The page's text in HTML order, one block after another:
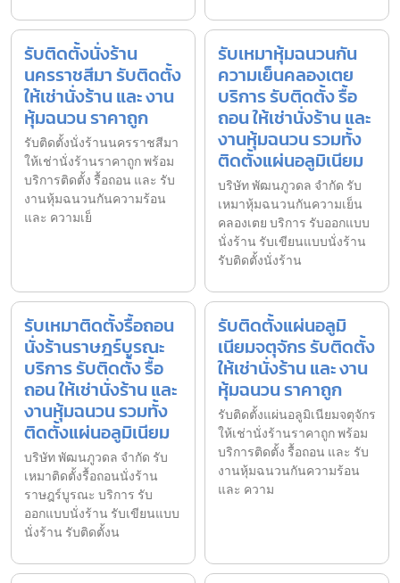
รับติดตั้งนั่งร้าน
นครราชสีมา รับติดตั้ง
ให้เช่านั่งร้าน และ งาน
หุ้มฉนวน ราคาถูก
รับติดตั้งนั่งร้านนครราชสีมา
ให้เช่านั่งร้านราคาถูก พร้อม
บริการติดตั้ง รื้อถอน และ รับ
งานหุ้มฉนวนกันความร้อน
และ ความเย็
รับเหมาหุ้มฉนวนกัน
ความเย็นคลองเตย
บริการ รับติดตั้ง รื้อ
ถอน ให้เช่านั่งร้าน และ
งานหุ้มฉนวน รวมทั้ง
ติดตั้งแผ่นอลูมิเนียม
บริษัท พัฒนภูวดล จำกัด รับ
เหมาหุ้มฉนวนกันความเย็น
คลองเตย บริการ รับออกแบบ
นั่งร้าน รับเขียนแบบนั่งร้าน
รับติดตั้งนั่งร้าน
รับเหมาติดตั้งรื้อถอน
นั่งร้านราษฎร์บูรณะ
บริการ รับติดตั้ง รื้อ
ถอน ให้เช่านั่งร้าน และ
งานหุ้มฉนวน รวมทั้ง
ติดตั้งแผ่นอลูมิเนียม
บริษัท พัฒนภูวดล จำกัด รับ
เหมาติดตั้งรื้อถอนนั่งร้าน
ราษฎร์บูรณะ บริการ รับ
ออกแบบนั่งร้าน รับเขียนแบบ
นั่งร้าน รับติดตั้งน
รับติดตั้งแผ่นอลูมิ
เนียมจตุจักร รับติดตั้ง
ให้เช่านั่งร้าน และ งาน
หุ้มฉนวน ราคาถูก
รับติดตั้งแผ่นอลูมิเนียมจตุจักร
ให้เช่านั่งร้านราคาถูก พร้อม
บริการติดตั้ง รื้อถอน และ รับ
งานหุ้มฉนวนกันความร้อน
และ ความ